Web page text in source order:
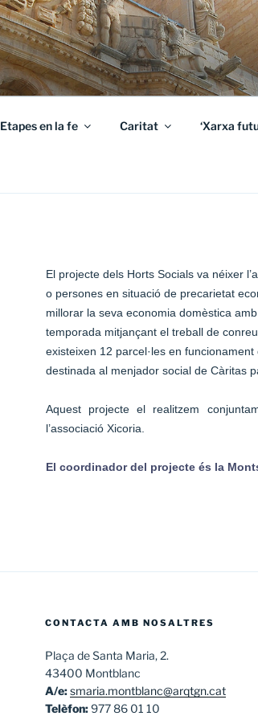
Etapes en la fe Caritat ‘Xarxa
El projecte dels Horts Socials va néixer
o persones en situació de precarietat
millorar la seva economia domèstica
temporada mitjançant el treball de
existeixen 12 parcel·les en
destinada al menjador social de Càritas
Aquest projecte el realitzem
l’associació Xicoria.
El coordinador del projecte és la
CONTACTA AMB NOSALTRES
Plaça de Santa Maria, 2.
43400 Montblanc
A/e:smaria.montblanc@arqtgn.cat
Telèfon:977 86 01 10